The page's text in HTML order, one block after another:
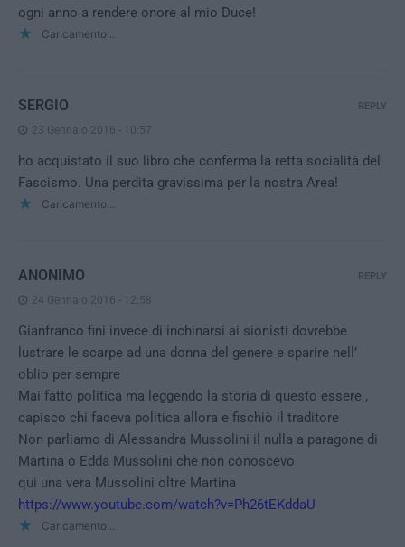
ogni anno a rendere onore al mio Duce!
Caricamento...
SERGIO
23 Gennaio 2016 - 10:57
ho acquistato il suo libro che conferma la retta socialità del
Fascismo. Una perdita gravissima per la nostra Area!
Caricamento...
REPLY
ANONIMO
24 Gennaio 2016 - 12:58
Gianfranco fini invece di inchinarsi ai sionisti dovrebbe
lustrare le scarpe ad una donna del genere e sparire nell’
oblio per sempre
Mai fatto politica ma leggendo la storia di questo essere ,
capisco chi faceva politica allora e fischiò il traditore
Non parliamo di Alessandra Mussolini il nulla a paragone di
Martina o Edda Mussolini che non conoscevo
qui una vera Mussolini oltre Martina
https://www.youtube.com/watch?v=Ph26tEKddaU
Caricamento...
REPLY